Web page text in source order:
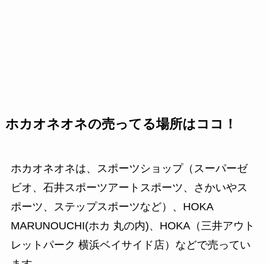
ホカオネオネの売ってる場所はココ！
ホカオネオネは、スポーツショップ（スーパーゼ
ビオ、石井スポーツアートスポーツ、さかいやス
ポーツ、ステップスポーツなど）、HOKA
MARUNOUCHI(ホカ 丸の内)、HOKA（三井アウト
レットパーク 横浜ベイサイド店）などで売ってい